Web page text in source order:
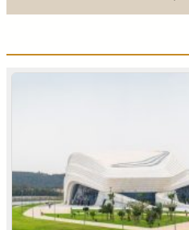
تغييرا في موقفها وتعترف